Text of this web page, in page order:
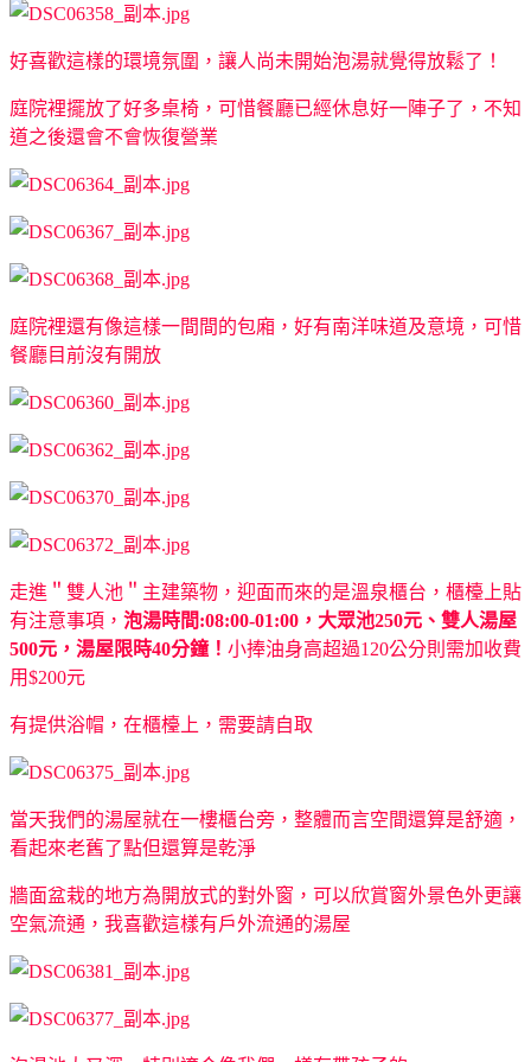
好喜歡這樣的環境氛圍，讓人尚未開始泡湯就覺得放鬆了！
庭院裡擺放了好多桌椅，可惜餐廳已經休息好一陣子了，不知
道之後還會不會恢復營業
庭院裡還有像這樣一間間的包廂，好有南洋味道及意境，可惜
餐廳目前沒有開放
走進＂雙人池＂主建築物，迎面而來的是溫泉櫃台，櫃檯上貼
有注意事項， 泡湯時間:08:00-01:00，大眾池250元、雙人湯屋
500元，湯屋限時40分鐘！ 小捧油身高超過120公分則需加收費
用$200元
有提供浴帽，在櫃檯上，需要請自取
當天我們的湯屋就在一樓櫃台旁，整體而言空間還算是舒適，
看起來老舊了點但還算是乾淨
牆面盆栽的地方為開放式的對外窗，可以欣賞窗外景色外更讓
空氣流通，我喜歡這樣有戶外流通的湯屋